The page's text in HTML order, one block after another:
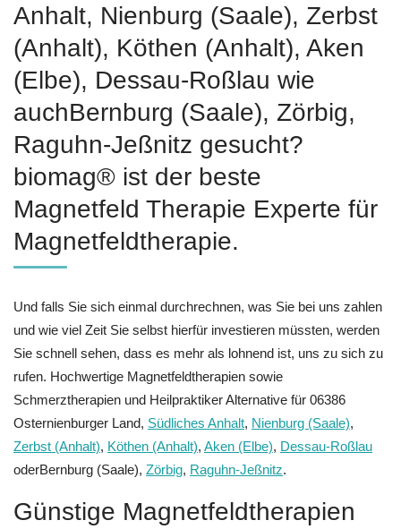
Anhalt, Nienburg (Saale), Zerbst
(Anhalt), Köthen (Anhalt), Aken
(Elbe), Dessau-Roßlau wie
auchBernburg (Saale), Zörbig,
Raguhn-Jeßnitz gesucht?
biomag® ist der beste
Magnetfeld Therapie Experte für
Magnetfeldtherapie.
Und falls Sie sich einmal durchrechnen, was Sie bei uns zahlen
und wie viel Zeit Sie selbst hierfür investieren müssten, werden
Sie schnell sehen, dass es mehr als lohnend ist, uns zu sich zu
rufen. Hochwertige Magnetfeldtherapien sowie
Schmerztherapien und Heilpraktiker Alternative für 06386
Osternienburger Land, Südliches Anhalt, Nienburg (Saale),
Zerbst (Anhalt), Köthen (Anhalt), Aken (Elbe), Dessau-Roßlau
oderBernburg (Saale), Zörbig, Raguhn-Jeßnitz.
Günstige Magnetfeldtherapien